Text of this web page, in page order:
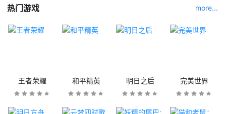
热门游戏 more...
王者荣耀 和平精英 明日之后 完美世界